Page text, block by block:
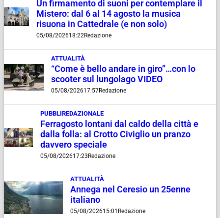
Un firmamento di suoni per contemplare il
Mistero: dal 6 al 14 agosto la musica
risuona in Cattedrale (e non solo)
05/08/202618:22Redazione
ATTUALITÀ
“Come è bello andare in giro”…con lo
scooter sul lungolago VIDEO
05/08/202617:57Redazione
PUBBLIREDAZIONALE
Ferragosto lontani dal caldo della città e
dalla folla: al Crotto Civiglio un pranzo
davvero speciale
05/08/202617:23 Redazione
ATTUALITÀ
Annega nel Ceresio un 25enne
italiano
05/08/202615:01 Redazione